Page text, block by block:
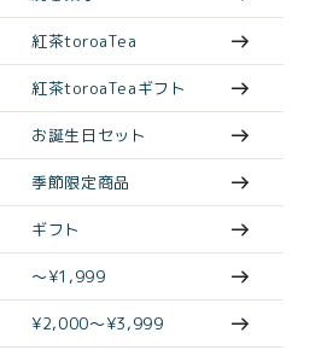
紅茶toroaTea
紅茶toroaTeaギフト
お誕生日セット
季節限定商品
ギフト
〜¥1,999
¥2,000〜¥3,999